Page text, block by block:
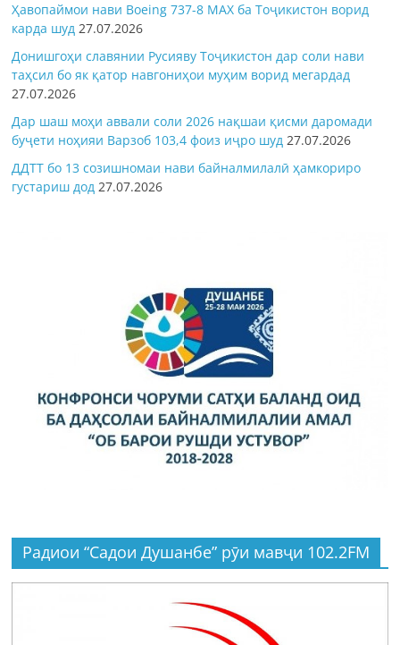
Ҳавопаймои нави Boeing 737-8 MAX ба Тоҷикистон ворид
карда шуд 27.07.2026
Донишгоҳи славянии Русияву Тоҷикистон дар соли нави
таҳсил бо як қатор навгониҳои муҳим ворид мегардад
27.07.2026
Дар шаш моҳи аввали соли 2026 нақшаи қисми даромади
буҷети ноҳияи Варзоб 103,4 фоиз иҷро шуд 27.07.2026
ДДТТ бо 13 созишномаи нави байналмилалӣ ҳамкориро
густариш дод 27.07.2026
Радиои “Садои Душанбе” рӯи мавҷи 102.2FM